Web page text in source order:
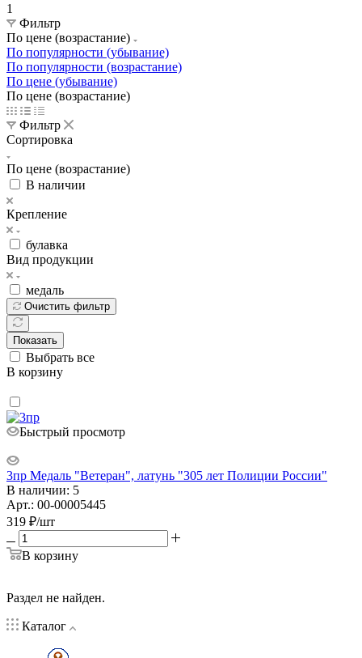
1
Фильтр
По цене (возрастание)
По популярности (убывание)
По популярности (возрастание)
По цене (убывание)
По цене (возрастание)
Фильтр
Сортировка
По цене (возрастание)
В наличии
Крепление
булавка
Вид продукции
медаль
Очистить фильтр
Показать
Выбрать все
В корзину
Быстрый просмотр
3пр Медаль "Ветеран", латунь "305 лет Полиции России"
В наличии: 5
Арт.: 00-00005445
319 ₽/шт
В корзину
Раздел не найден.
Каталог